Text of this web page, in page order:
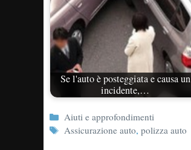
Se l'auto è posteggiata e causa un
incidente,…
Categorie
Aiuti e approfondimenti
Tag
Assicurazione auto,polizza auto